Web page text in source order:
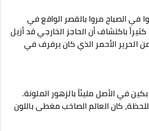
في الصباح مروا بالقصر الواقع في
باكتشاف أن الحاجز الخارجي قد أزيل
الحرير الأحمر الذي كان يرفرف في
في الأصل مليئاً بالزهور الملونة.
كان العالم الصاخب مغطى باللون